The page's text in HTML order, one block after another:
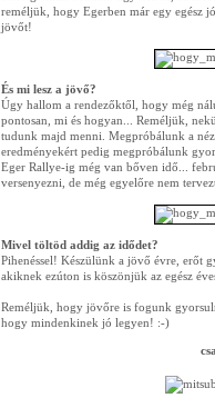
reméljük, hogy Egerben már egy egész
jövőt!
És mi lesz a jövő?
Úgy hallom a rendezőktől, hogy még
pontosan, mi és hogyan... Reméljük,
tudunk majd menni. Megpróbálunk a
eredményekért pedig megpróbálunk
Eger Rallye-ig még van bőven idő...
versenyezni, de még egyelőre nem
Mivel töltöd addig az idődet?
Pihenéssel! Készülünk a jövő évre, erőt
akiknek ezúton is köszönjük az egész
Reméljük, hogy jövőre is fogunk
hogy mindenkinek jó legyen! :-)